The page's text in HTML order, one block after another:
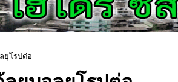
ยุโรปต่อ